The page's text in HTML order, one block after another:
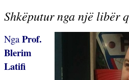
Shkëputur nga një libër
Nga Prof.
Blerim
Latifi